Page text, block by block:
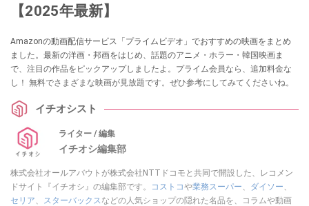
【2025年最新】
Amazonの動画配信サービス「プライムビデオ」でおすすめの映画をまとめ
ました。最新の洋画・邦画をはじめ、話題のアニメ・ホラー・韓国映画ま
で、注目の作品をピックアップしましたよ。プライム会員なら、追加料金な
し！ 無料でさまざまな映画が見放題です。ぜひ参考にしてみてくださいね。
イチオシスト
ライター / 編集
イチオシ編集部
株式会社オールアバウトが株式会社NTTドコモと共同で開設した、レコメン
ドサイト『イチオシ』の編集部です。
コストコや業務スーパー、 ダイソー、
セリア、 スターバックスなどの人気ショップの隠れた名品を、コラムや動画